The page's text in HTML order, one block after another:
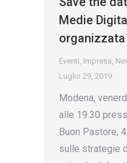
Medie
Eventi, Impresa,
Luglio 29, 2019
Modena,
alle 19.30
Buon Pastore,
sulle strategie